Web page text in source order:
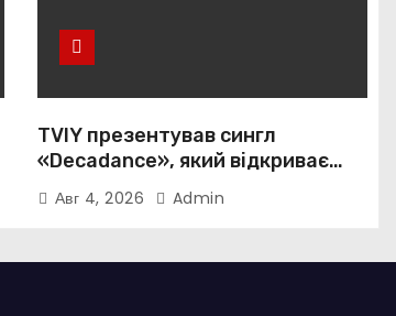
TVIY презентував сингл
«Decadance», який відкриває
нову сторінку українського
нуар-попу
Авг 4, 2026 Admin